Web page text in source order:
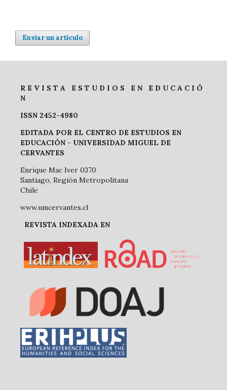
Enviar un artículo
R E V I S T A E S T U D I O S E N E D U C A C I Ó
N
ISSN 2452-4980
EDITADA POR EL CENTRO DE ESTUDIOS EN
EDUCACIÓN - UNIVERSIDAD MIGUEL DE
CERVANTES
Enrique Mac Iver 0370
Santiago, Región Metropolitana
Chile
www.umcervantes.cl
REVISTA INDEXADA EN